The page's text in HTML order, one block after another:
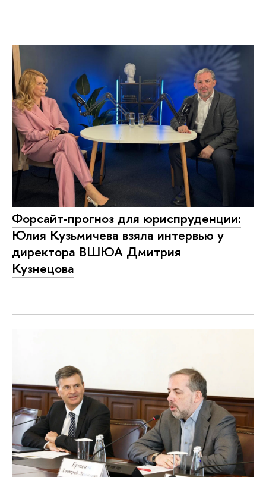
Форсайт-прогноз для юриспруденции:
Юлия Кузьмичева взяла интервью у
директора ВШЮА Дмитрия
Кузнецова